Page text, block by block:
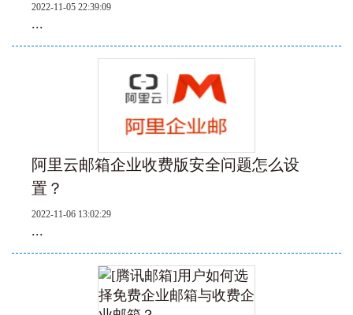
2022-11-05 22:39:09
...
阿里云邮箱企业收费版安全问题怎么设
置？
2022-11-06 13:02:29
...